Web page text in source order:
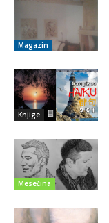
Magazin
Knjige
Mesečina